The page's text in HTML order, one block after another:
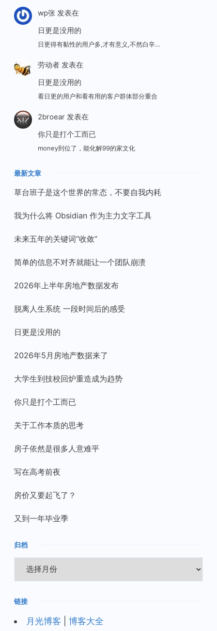
wp张发表在
日更是没用的
日更得有黏性的用户多,才有意义,不然白辛…
劳动者发表在
日更是没用的
看日更的用户和看有用的客户群体部分重合
2broear发表在
你只是打个工而已
money到位了，能化解99的家文化
最新文章
草台班子是这个世界的常态，不要自我内耗
我为什么将 Obsidian 作为主力文字工具
未来五年的关键词“收敛”
简单的信息不对齐就能让一个团队崩溃
2026年上半年房地产数据发布
脱离人生系统 一段时间后的感受
日更是没用的
2026年5月房地产数据来了
大学生到技校回炉重造成为趋势
你只是打个工而已
关于工作本质的思考
房子依然是很多人意难平
写在高考前夜
房价又要起飞了？
又到一年毕业季
归档
档
链接
月光博客
博客大全